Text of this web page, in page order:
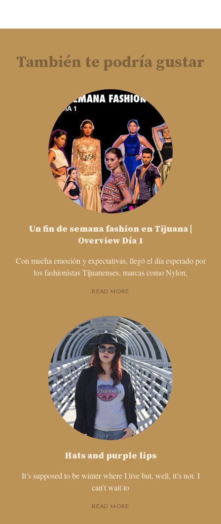
También te podría gustar
Un fin de semana fashion en Tijuana |
Overview Día 1
Con mucha emoción y expectativas, llegó el día esperado por
los fashionistas Tijuanenses, marcas como Nylon,
READ MORE
Hats and purple lips
It’s supposed to be winter where I live but, well, it’s not. I
can’t wait to
READ MORE